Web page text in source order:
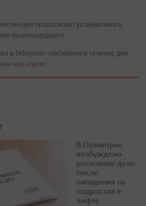
продолжают устанавливать
произошедшего.
в Telegram - постоянно в течение дня.
нажатием!
В Приморье
возбуждено
уголовное дело
после
нападения на
подростка в
лифте